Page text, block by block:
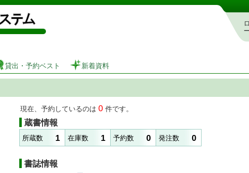
図書館 蔵書検索・予約システム
貸出・予約ベスト 新着資料
現在、予約しているのは 0 件です。
蔵書情報
所蔵数 1 在庫数 1 予約数 0 発注数 0
書誌情報